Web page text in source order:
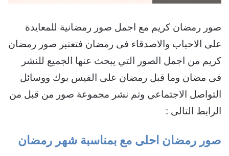
صور رمضان كريم مع اجمل صور رمضانية للمعايدة
على الاحباب والاصدقاء فى رمضان فتعتبر صور رمضان
كريم من اجمل الصور التي يبحث عنها الجميع للنشر
فى مضان وما قبل رمضان على الفيس بوك ووسائل
التواصل الاجتماعي وتم نشر مجموعة صور من قبل من
الرابط التالى :
صور رمضان احلى مع بمناسبة شهر رمضان